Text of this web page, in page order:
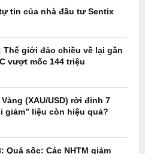
tin của nhà đầu tư Sentix
Thế giới đảo chiều về lại gần
vượt mốc 144 triệu
(XAU/USD) rời đỉnh 7
giảm” liệu còn hiệu quả?
Quá sốc: Các NHTM giảm